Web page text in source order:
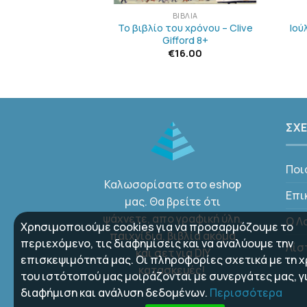
ΒΙΒΛΊΑ
Το βιβλίο του χρόνου – Clive
Gifford 8+
€16.00
Καλωσορίσατε στο eshop
μας. Θα βρείτε ότι
ψάχνετε, απο γραφική ύλη,
παιχνίδια, βιβλία ακόμα
και σετ για DIY
κατασκευές!
Ο
Χρησιμοποιούμε cookies για να προσαρμόζουμε το
περιεχόμενο, τις διαφημίσεις και να αναλύουμε την
επισκεψιμότητά μας. Οι πληροφορίες σχετικά με τη
του ιστότοπού μας μοιράζονται με συνεργάτες μας,
διαφήμιση και ανάλυση δεδομένων. Περισσότερα